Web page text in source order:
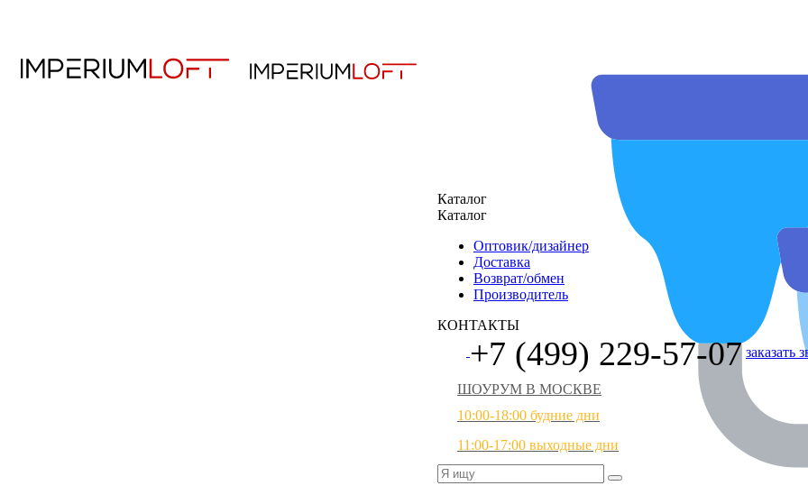
Каталог
Каталог
Оптовик/дизайнер
Доставка
Возврат/обмен
Производитель
КОНТАКТЫ
+7 (499) 229-57-07 заказать
ШОУРУМ В МОСКВЕ
10:00-18:00 будние дни
11:00-17:00 выходные дни